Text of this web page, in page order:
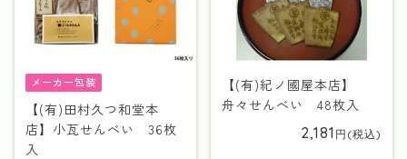
メーカー包装
【(有)田村久つ和堂本
店】小瓦せんべい 36枚
入
【(有)紀ノ國屋本店】
舟々せんべい 48枚入
2,181